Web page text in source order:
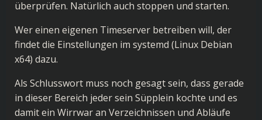
überprüfen. Natürlich auch stoppen und starten.
Wer einen eigenen Timeserver betreiben will, der
findet die Einstellungen im systemd (Linux Debian
x64) dazu.
Als Schlusswort muss noch gesagt sein, dass gerade
in dieser Bereich jeder sein Süpplein kochte und es
damit ein Wirrwar an Verzeichnissen und Abläufe